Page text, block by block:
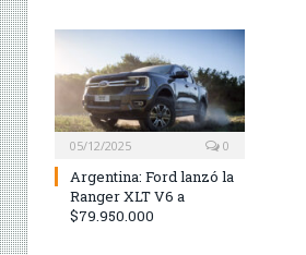
05/12/2025 0
Argentina: Ford lanzó la
Ranger XLT V6 a
$79.950.000